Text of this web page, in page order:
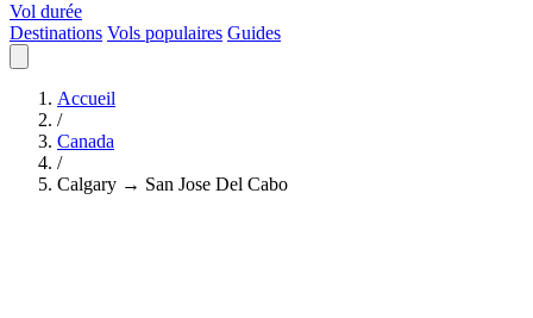
Vol durée
Destinations Vols populaires Guides
Accueil
/
Canada
/
Calgary → San Jose Del Cabo